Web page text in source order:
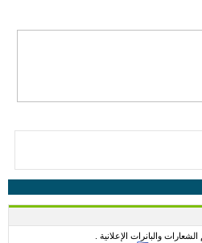
والبانرات الإعلانية .